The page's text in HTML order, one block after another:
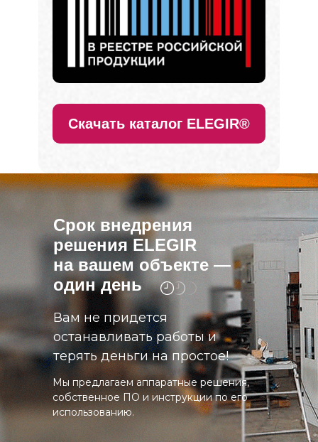
Скачать каталог ELEGIR®
Вам не придется
останавливать работы и
терять деньги на простое!
Срок внедрения
решения ELEGIR
на вашем объекте —
один день
Мы предлагаем аппаратные решения,
собственное ПО и инструкции по его
использованию.